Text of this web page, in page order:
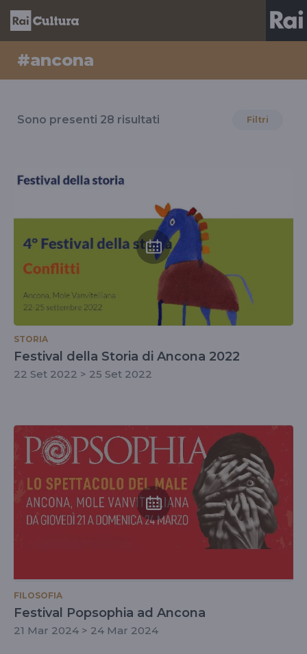
#ancona
ilSono presenti 28 risultati Filtri
STORIA
Festival della Storia di Ancona 2022
22 Set 2022 > 25 Set 2022
FILOSOFIA
Festival Popsophia ad Ancona
21 Mar 2024 > 24 Mar 2024